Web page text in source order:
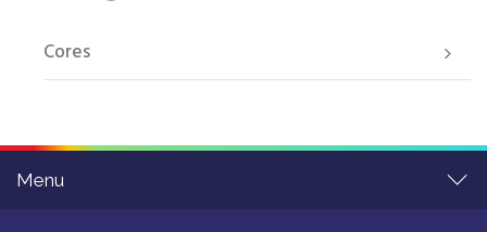
Cores
Menu